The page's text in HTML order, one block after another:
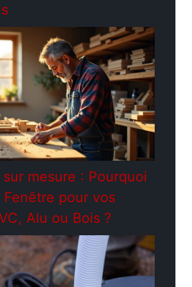
mesure : Pourquoi
pour vos
Alu ou Bois ?